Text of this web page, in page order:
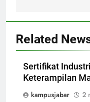
Related
Sertifikat
Keterampilan
kampusjabar
2